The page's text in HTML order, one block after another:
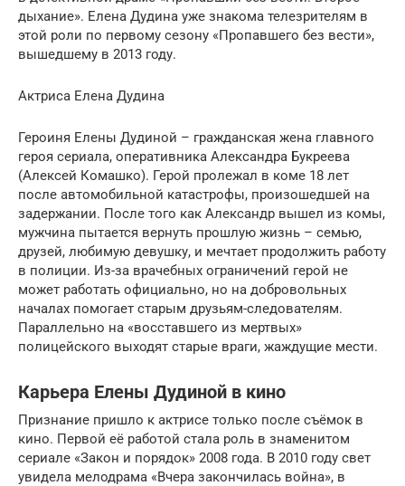
дыхание». Елена Дудина уже знакома телезрителям в
этой роли по первому сезону «Пропавшего без вести»,
вышедшему в 2013 году.
Актриса Елена Дудина
Героиня Елены Дудиной – гражданская жена главного
героя сериала, оперативника Александра Букреева
(Алексей Комашко). Герой пролежал в коме 18 лет
после автомобильной катастрофы, произошедшей на
задержании. После того как Александр вышел из комы,
мужчина пытается вернуть прошлую жизнь – семью,
друзей, любимую девушку, и мечтает продолжить работу
в полиции. Из-за врачебных ограничений герой не
может работать официально, но на добровольных
началах помогает старым друзьям-следователям.
Параллельно на «восставшего из мертвых»
полицейского выходят старые враги, жаждущие мести.
Карьера Елены Дудиной в кино
Признание пришло к актрисе только после съёмок в
кино. Первой её работой стала роль в знаменитом
сериале «Закон и порядок» 2008 года. В 2010 году свет
увидела мелодрама «Вчера закончилась война», в